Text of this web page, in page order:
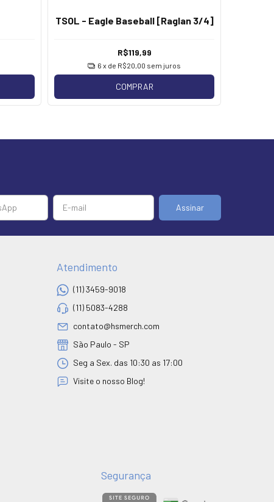
TSOL - Eagle Baseball [Raglan 3/4]
R$119,99
6 x de R$20,00 sem juros
COMPRAR
Atendimento
(11) 3459-9018
(11) 5083-4288
contato@hsmerch.com
São Paulo - SP
Seg a Sex. das 10:30 as 17:00
Visite o nosso Blog!
Segurança